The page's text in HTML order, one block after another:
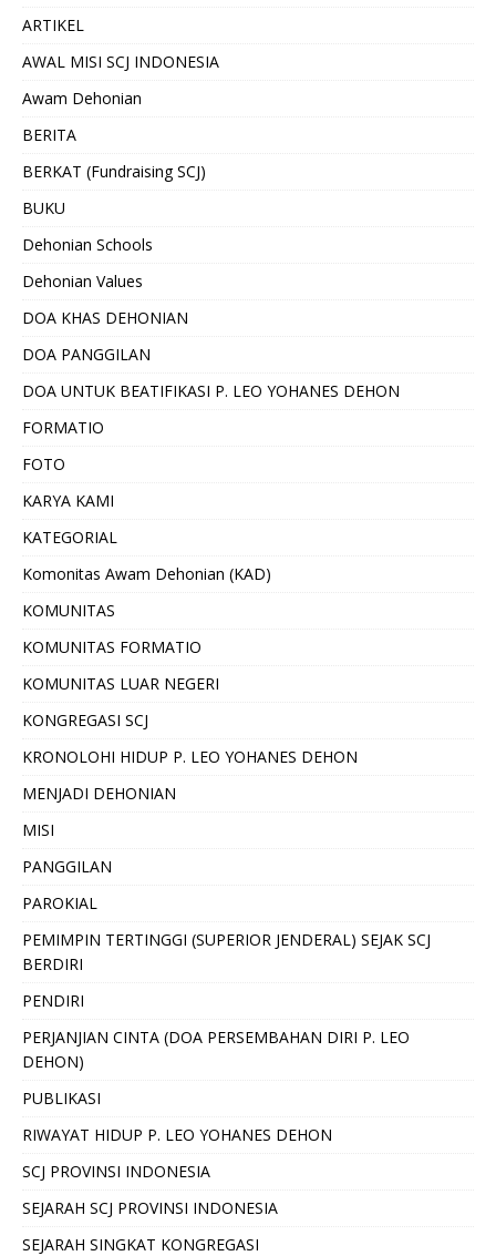
ARTIKEL
AWAL MISI SCJ INDONESIA
Awam Dehonian
BERITA
BERKAT (Fundraising SCJ)
BUKU
Dehonian Schools
Dehonian Values
DOA KHAS DEHONIAN
DOA PANGGILAN
DOA UNTUK BEATIFIKASI P. LEO YOHANES DEHON
FORMATIO
FOTO
KARYA KAMI
KATEGORIAL
Komonitas Awam Dehonian (KAD)
KOMUNITAS
KOMUNITAS FORMATIO
KOMUNITAS LUAR NEGERI
KONGREGASI SCJ
KRONOLOHI HIDUP P. LEO YOHANES DEHON
MENJADI DEHONIAN
MISI
PANGGILAN
PAROKIAL
PEMIMPIN TERTINGGI (SUPERIOR JENDERAL) SEJAK SCJ
BERDIRI
PENDIRI
PERJANJIAN CINTA (DOA PERSEMBAHAN DIRI P. LEO
DEHON)
PUBLIKASI
RIWAYAT HIDUP P. LEO YOHANES DEHON
SCJ PROVINSI INDONESIA
SEJARAH SCJ PROVINSI INDONESIA
SEJARAH SINGKAT KONGREGASI